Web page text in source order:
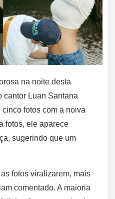
na noite desta
cantor Luan Santana
fotos com a noiva
fotos, ele aparece
sugerindo que um
fotos viralizarem, mais
comentado. A maioria